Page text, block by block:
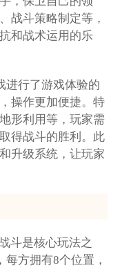
战斗策略制定等，
和战术运用的乐
进行了游戏体验的
操作更加便捷。特
形利用等，玩家需
得战斗的胜利。此
升级系统，让玩家
斗是核心玩法之
方拥有8个位置，